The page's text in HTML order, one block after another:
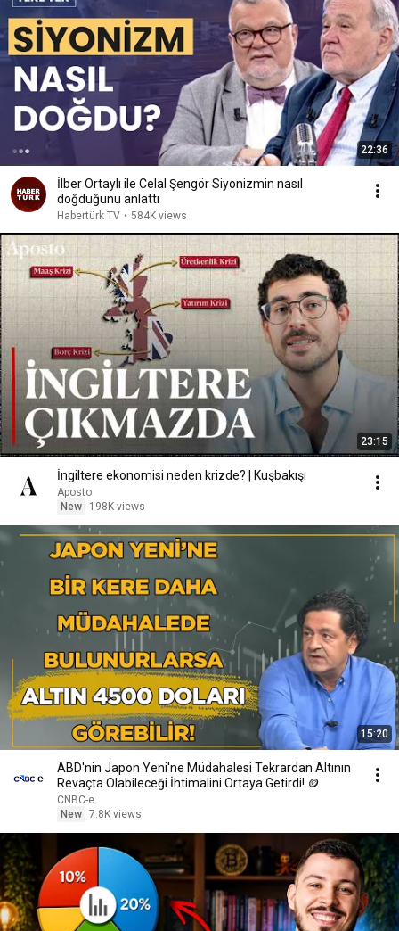
22:36
İlber Ortaylı ile Celal Şengör Siyonizmin nasıl
doğduğunu anlattı
Habertürk TV • 584K views
23:15
İngiltere ekonomisi neden krizde? | Kuşbakışı
Aposto
New
198K views
15:20
ABD'nin Japon Yeni'ne Müdahalesi Tekrardan Altının
Revaçta Olabileceği İhtimalini Ortaya Getirdi! 🪙
CNBC-e
New 7.8K views